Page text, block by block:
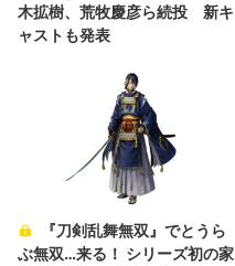
木拡樹、荒牧慶彦ら続投 新キ
ャストも発表
『刀剣乱舞無双』でとうら
ぶ無双…来る！ シリーズ初の家